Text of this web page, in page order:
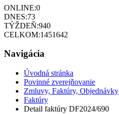
ONLINE:0
DNES:73
TÝŽDEŇ:940
CELKOM:1451642
Navigácia
Úvodná stránka
Povinné zverejňovanie
Zmluvy, Faktúry, Objednávky
Faktúry
Detail faktúry DF2024/690